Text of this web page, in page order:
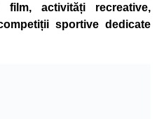
sursă preferată
film, activități recreative,
sportive dedicate